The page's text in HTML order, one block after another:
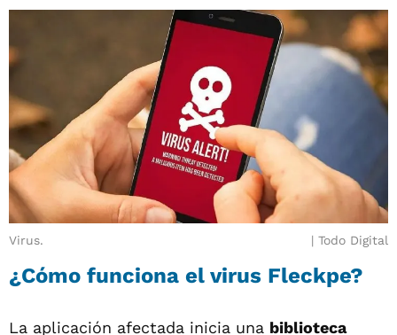
Virus. Todo Digital
¿Cómo funciona el virus Fleckpe?
La aplicación afectada inicia una biblioteca